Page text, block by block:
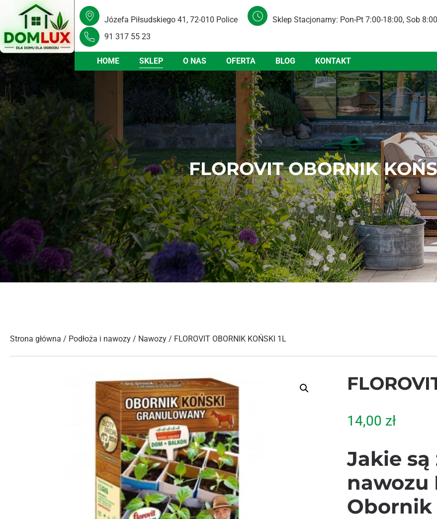
Józefa Piłsudskiego 41, 72-010 Police Sklep Stacjonarny: Pon-Pt 7:00-18:00, Sob
91 317 55 23
HOME SKLEP O NAS OFERTA BLOG KONTAKT
FLOROVIT OBORNIK
Strona główna / Podłoża i nawozy / Nawozy / FLOROVIT OBORNIK KOŃSKI 1L
14,00 zł
Jakie
nawozu
Obornik